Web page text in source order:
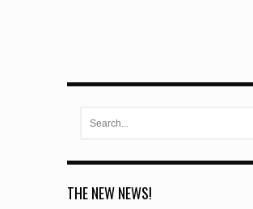
THE NEW NEWS!